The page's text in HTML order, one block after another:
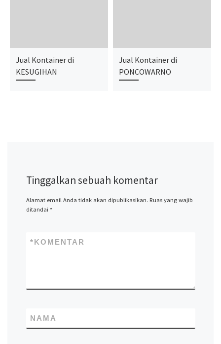
Jual Kontainer di
KESUGIHAN
Jual Kontainer di
PONCOWARNO
Tinggalkan sebuah komentar
Alamat email Anda tidak akan dipublikasikan. Ruas yang wajib
ditandai *
KOMENTAR
*
NAMA